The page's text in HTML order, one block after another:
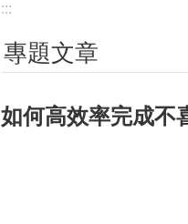
:::
專題文章
如何高效率完成不